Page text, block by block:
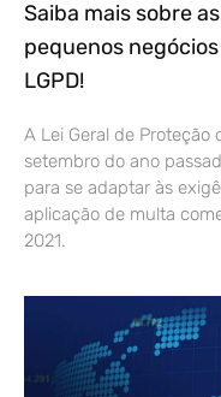
Saiba mais sobre
pequenos
LGPD!
A Lei Geral de Proteção
setembro do ano
para se adaptar às
aplicação de multa
2021.